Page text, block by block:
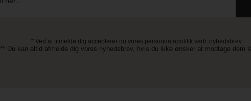
* Ved at tilmelde dig accepterer du vores persondatapolitik vedr. nyhedsbrev
** Du kan altid afmelde dig vores nyhedsbrev, hvis du ikke ønsker at modtage dem